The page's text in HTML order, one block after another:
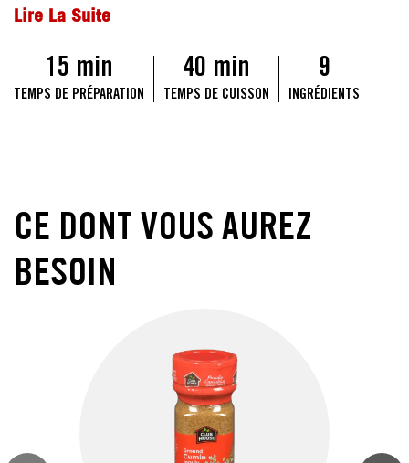
Lire La Suite
15 min
TEMPS DE PRÉPARATION
40 min
TEMPS DE CUISSON
9
INGRÉDIENTS
CE DONT VOUS AUREZ
BESOIN